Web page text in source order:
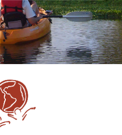
Sprachreisen nach Nicaragua
die außergewöhnliche
der Menschen,
koloniale Städte
die bewegte,
die Sprache und Kreativität
Geheimtipp.
nach Nicaragua hat vieles
die zum Besteigen
Mittelamerikas, der